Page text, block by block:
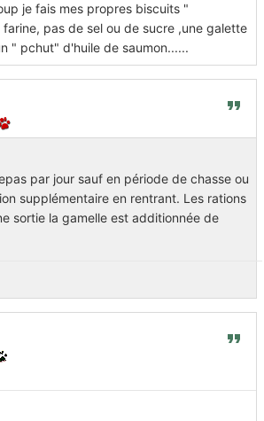
je fais mes propres biscuits "
pas de sel ou de sucre ,une galette
" pchut" d'huile de saumon......
par jour sauf en période de chasse ou
supplémentaire en rentrant. Les rations
sortie la gamelle est additionnée de